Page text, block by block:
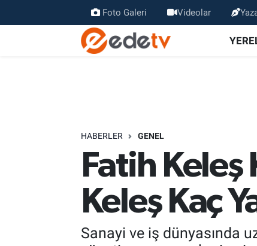
Foto Galeri Videolar
HABERLER GENEL
Fatih Keleş
Keleş Kaç
Sanayi ve iş dünyasında